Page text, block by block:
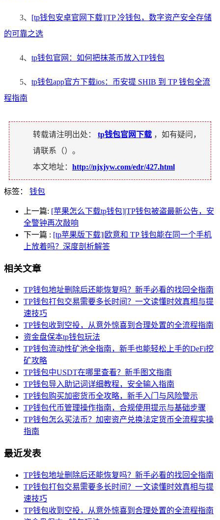
3、 [tp钱包安卓官网下载]|TP 冷钱包，数字资产安全存储
的可靠之选
4、 tp钱包官网：如何把抹茶币放入TP钱包
5、 tp钱包app官方下载ios：币安提 SHIB 到 TP 钱包全流
程指南
转载请注明出处： tp钱包官网下载 ，如有疑问，
请联系（）。
本文地址： http://njxjyw.com/edr/427.html
标签： 钱包
上一篇: [苹果怎么下载tp钱包]|TP钱包被盗最新公告，安
全警钟再次敲响
下一篇 : [tp苹果版下载]|欧意和 TP 钱包能在同一个手机
上放着吗？深度剖析解答
相关文章
TP钱包地址删除后还能恢复吗？新手必看的找回全指南
TP钱包打包交易需要多长时间？一文读懂时效真相与提
速技巧
TP钱包收到空投，从意外惊喜到合理处置的全流程指南
资金盘保本tp钱包玩法
TP钱包流动性矿池全指南，新手也能轻松上手的DeFi挖
矿攻略
TP钱包中USDT在哪里查看？新手图文指南
TP钱包导入助记词详细教程，安全输入指南
TP钱包购买加密货币全攻略，新手入门与风险警示
TP钱包代币管理操作指南，合规使用提示与基础步骤
TP钱包怎么买法币？加密资产兑换法定货币全流程实操
指南
最近发表
TP钱包地址删除后还能恢复吗？新手必看的找回全指南
TP钱包打包交易需要多长时间？一文读懂时效真相与提
速技巧
TP钱包收到空投，从意外惊喜到合理处置的全流程指南